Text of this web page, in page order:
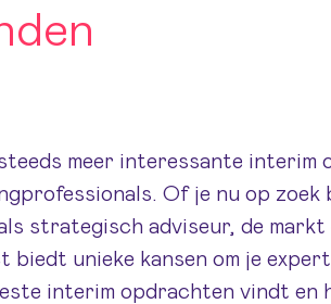
meer interessante interim
Of je nu op zoek
strategisch adviseur, de markt
unieke kansen om je
interim opdrachten vindt en